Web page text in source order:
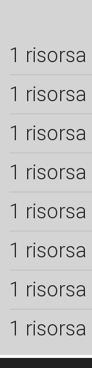
1 risorsa
1 risorsa
1 risorsa
1 risorsa
1 risorsa
1 risorsa
1 risorsa
1 risorsa